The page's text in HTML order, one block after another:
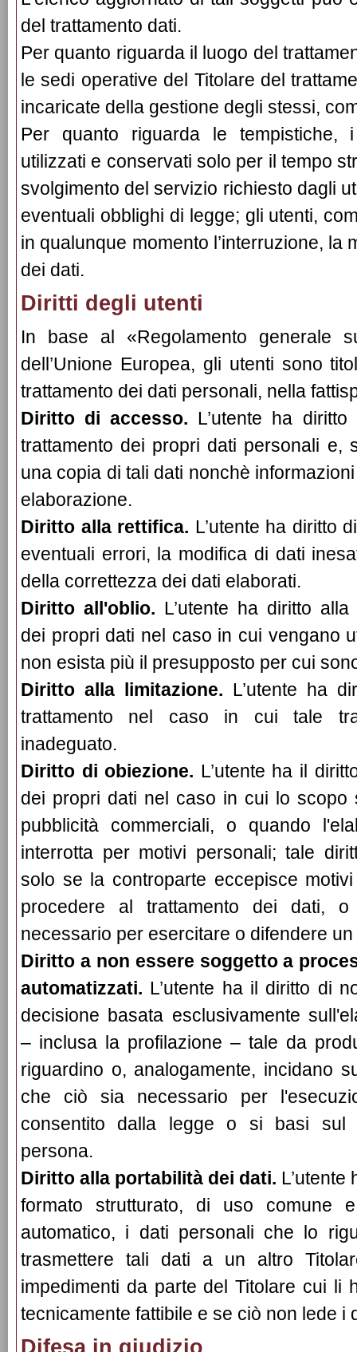
del trattamento dati.
Per quanto riguarda il luogo del
le sedi operative del Titolare del
incaricate della gestione degli stessi,
Per quanto riguarda le tempistiche,
utilizzati e conservati solo per il tempo
svolgimento del servizio richiesto dagli
eventuali obblighi di legge; gli utenti,
in qualunque momento l’interruzione, la
dei dati.
Diritti degli utenti
In base al «Regolamento generale
dell’Unione Europea, gli utenti sono
trattamento dei dati personali, nella
Diritto di accesso. L’utente ha
trattamento dei propri dati personali e,
una copia di tali dati nonchè
elaborazione.
Diritto alla rettifica. L’utente ha diritto
eventuali errori, la modifica di dati
della correttezza dei dati elaborati.
Diritto all'oblio. L’utente ha diritto
dei propri dati nel caso in cui vengano
non esista più il presupposto per cui
Diritto alla limitazione. L’utente ha
trattamento nel caso in cui tale
inadeguato.
Diritto di obiezione. L’utente ha il
dei propri dati nel caso in cui lo scopo
pubblicità commerciali, o quando
interrotta per motivi personali; tale
solo se la controparte eccepisce
procedere al trattamento dei dati,
necessario per esercitare o difendere
Diritto a non essere soggetto a
automatizzati. L’utente ha il diritto di
decisione basata esclusivamente
– inclusa la profilazione – tale da
riguardino o, analogamente, incidano
che ciò sia necessario per
consentito dalla legge o si basi sul
persona.
Diritto alla portabilità dei dati. L’utente
formato strutturato, di uso comune
automatico, i dati personali che lo
trasmettere tali dati a un altro
impedimenti da parte del Titolare cui li
tecnicamente fattibile e se ciò non lede i
Difesa in giudizio